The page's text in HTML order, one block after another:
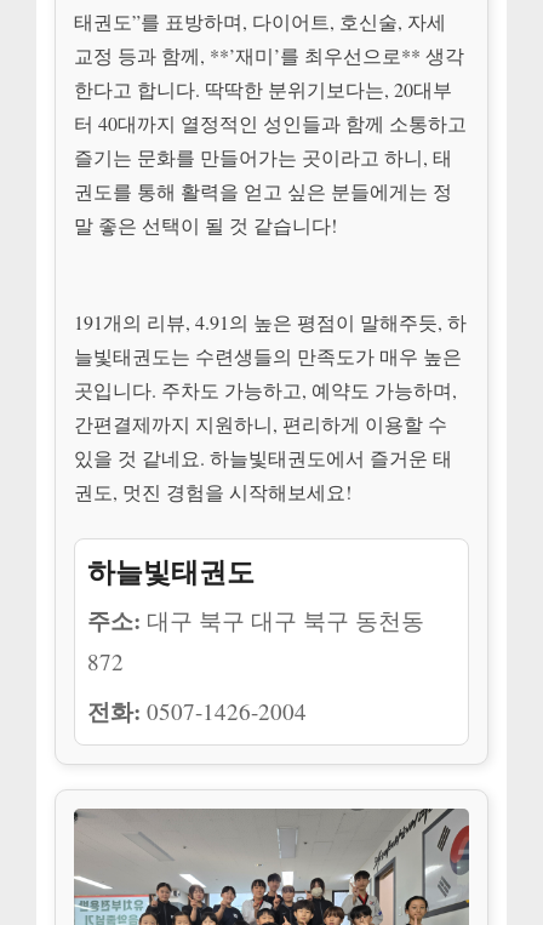
태권도”를 표방하며, 다이어트, 호신술, 자세
교정 등과 함께, **’재미’를 최우선으로** 생각
한다고 합니다. 딱딱한 분위기보다는, 20대부
터 40대까지 열정적인 성인들과 함께 소통하고
즐기는 문화를 만들어가는 곳이라고 하니, 태
권도를 통해 활력을 얻고 싶은 분들에게는 정
말 좋은 선택이 될 것 같습니다!
191개의 리뷰, 4.91의 높은 평점이 말해주듯, 하
늘빛태권도는 수련생들의 만족도가 매우 높은
곳입니다. 주차도 가능하고, 예약도 가능하며,
간편결제까지 지원하니, 편리하게 이용할 수
있을 것 같네요. 하늘빛태권도에서 즐거운 태
권도, 멋진 경험을 시작해보세요!
하늘빛태권도
주소: 대구 북구 대구 북구 동천동
872
전화: 0507-1426-2004